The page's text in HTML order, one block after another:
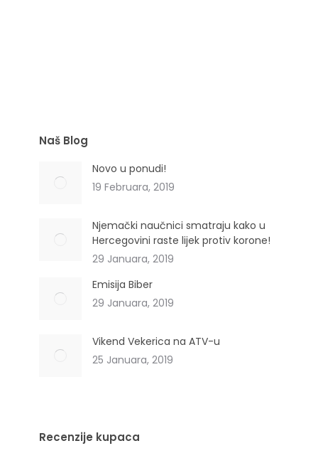
Naš Blog
Novo u ponudi!
19 Februara, 2019
Njemački naučnici smatraju kako u
Hercegovini raste lijek protiv korone!
29 Januara, 2019
Emisija Biber
29 Januara, 2019
Vikend Vekerica na ATV-u
25 Januara, 2019
Recenzije kupaca